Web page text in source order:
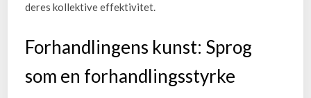
deres kollektive effektivitet.
Forhandlingens kunst: Sprog
som en forhandlingsstyrke